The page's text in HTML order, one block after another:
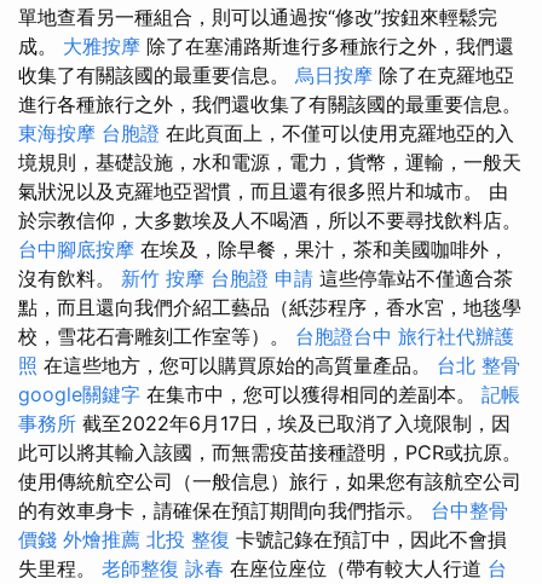
單地查看另一種組合，則可以通過按“修改”按鈕來輕鬆完
成。 大雅按摩 除了在塞浦路斯進行多種旅行之外，我們還
收集了有關該國的最重要信息。 烏日按摩 除了在克羅地亞
進行各種旅行之外，我們還收集了有關該國的最重要信息。
東海按摩 台胞證 在此頁面上，不僅可以使用克羅地亞的入
境規則，基礎設施，水和電源，電力，貨幣，運輸，一般天
氣狀況以及克羅地亞習慣，而且還有很多照片和城市。 由
於宗教信仰，大多數埃及人不喝酒，所以不要尋找飲料店。
台中腳底按摩 在埃及，除早餐，果汁，茶和美國咖啡外，
沒有飲料。 新竹 按摩 台胞證 申請 這些停靠站不僅適合茶
點，而且還向我們介紹工藝品（紙莎程序，香水宮，地毯學
校，雪花石膏雕刻工作室等）。 台胞證台中 旅行社代辦護
照 在這些地方，您可以購買原始的高質量產品。 台北 整骨
google關鍵字 在集市中，您可以獲得相同的差副本。 記帳
事務所 截至2022年6月17日，埃及已取消了入境限制，因
此可以將其輸入該國，而無需疫苗接種證明，PCR或抗原。
使用傳統航空公司（一般信息）旅行，如果您有該航空公司
的有效車身卡，請確保在預訂期間向我們指示。 台中整骨
價錢 外燴推薦 北投 整復 卡號記錄在預訂中，因此不會損
失里程。 老師整復 詠春 在座位座位（帶有較大人行道 台